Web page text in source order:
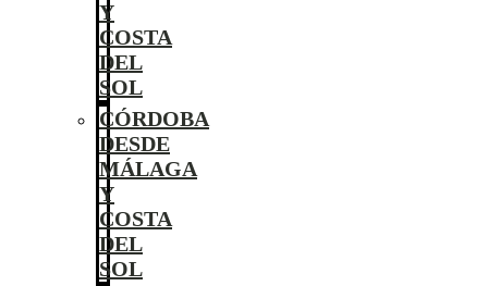
Y
COSTA
DEL
SOL
CÓRDOBA
DESDE
MÁLAGA
Y
COSTA
DEL
SOL